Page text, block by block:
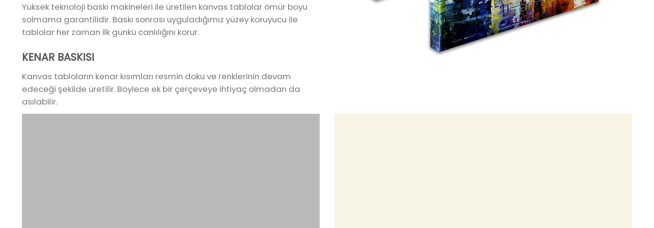
Yüksek teknoloji baskı makineleri ile üretilen kanvas tablolar ömür boyu
solmama garantilidir. Baskı sonrası uyguladığımız yüzey koruyucu ile
tablolar her zaman ilk günkü canlılığını korur.
KENAR BASKISI
Kanvas tabloların kenar kısımları resmin doku ve renklerinin devam
edeceği şekilde üretilir. Böylece ek bir çerçeveye ihtiyaç olmadan da
asılabilir.